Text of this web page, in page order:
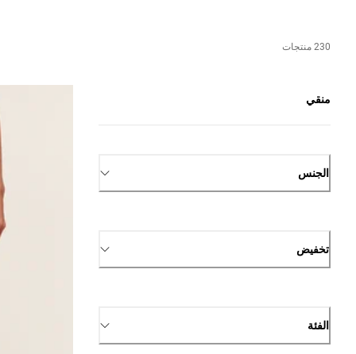
230 منتجات
منقي
الجنس
تخفيض
الفئة